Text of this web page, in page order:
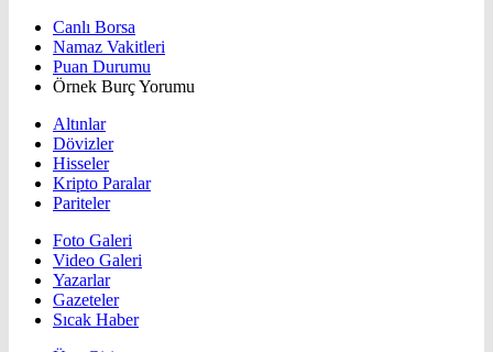
Canlı Borsa
Namaz Vakitleri
Puan Durumu
Örnek Burç Yorumu
Altınlar
Dövizler
Hisseler
Kripto Paralar
Pariteler
Foto Galeri
Video Galeri
Yazarlar
Gazeteler
Sıcak Haber